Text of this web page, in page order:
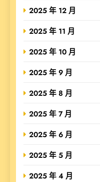
2025 年 12 月
2025 年 11 月
2025 年 10 月
2025 年 9 月
2025 年 8 月
2025 年 7 月
2025 年 6 月
2025 年 5 月
2025 年 4 月